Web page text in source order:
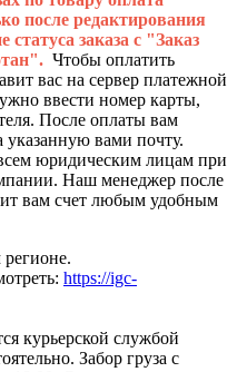
после редактирования
статуса заказа с "Заказ
Чтобы оплатить
вас на сервер платежной
ввести номер карты,
После оплаты вам
указанную вами почту.
юридическим лицам при
Наш менеджер после
вам счет любым удобным
https://igc-
курьерской службой
Забор груза с